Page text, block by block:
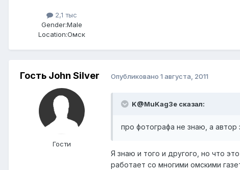
2,1 тыс
Gender:Male
Location:Омск
Гость John Silver
Гости
Опубликовано 1 августа, 2011
K@MuKag3e сказал:
про фотографа не знаю, а
Я знаю и того и другого, но что
работает со многими омскими